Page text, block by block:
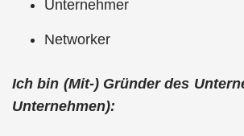
Unternehmer
Networker
Ich bin (Mit-) Gründer des
Unternehmen):